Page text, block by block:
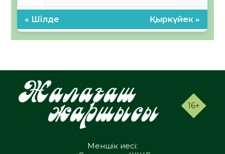
« Шілде Қыркүйек »
16+
Меншік иесі: